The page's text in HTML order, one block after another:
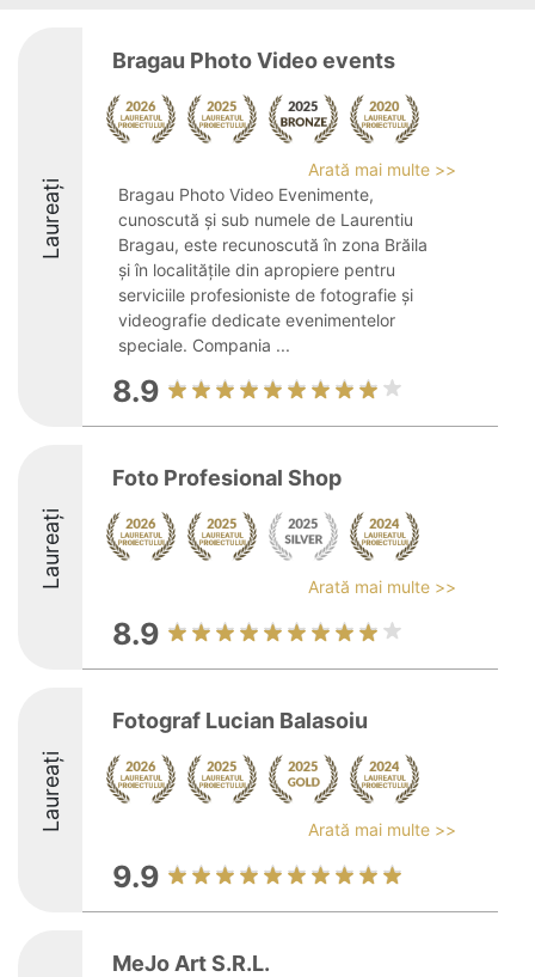
Laureați
Bragau Photo Video events
Arată mai multe >>
Bragau Photo Video Evenimente,
cunoscută și sub numele de Laurentiu
Bragau, este recunoscută în zona Brăila
și în localitățile din apropiere pentru
serviciile profesioniste de fotografie și
videografie dedicate evenimentelor
speciale. Compania ...
8.9
Laureați
Foto Profesional Shop
Arată mai multe >>
8.9
Laureați
Fotograf Lucian Balasoiu
Arată mai multe >>
9.9
MeJo Art S.R.L.